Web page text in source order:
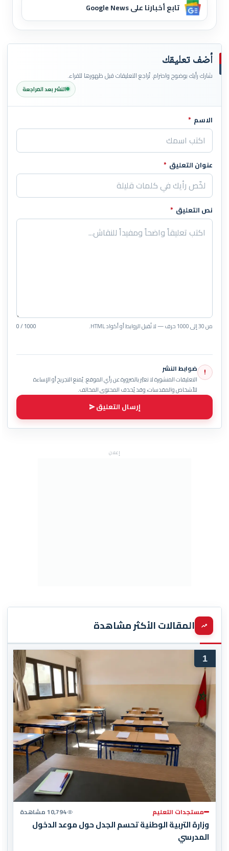
تابع أخبارنا على Google News
أضف تعليقك
شارك رأيك بوضوح واحترام. تُراجع التعليقات قبل ظهورها للقراء.
النشر بعد المراجعة
اترك هذا الحقل فارغاً
الاسم *
عنوان التعليق *
نص التعليق *
من 30 إلى 1000 حرف — لا تُقبل الروابط أو أكواد HTML. 0 / 1000
! ضوابط النشر
التعليقات المنشورة لا تعبّر بالضرورة عن رأي الموقع. يُمنع التجريح أو الإساءة
للأشخاص والمقدسات، وقد يُحذف المحتوى المخالف.
إرسال التعليق
إعلان
المقالات الأكثر مشاهدة
1
مستجدات التعليم 10,794 مشاهدة
وزارة التربية الوطنية تحسم الجدل حول موعد الدخول
المدرسي